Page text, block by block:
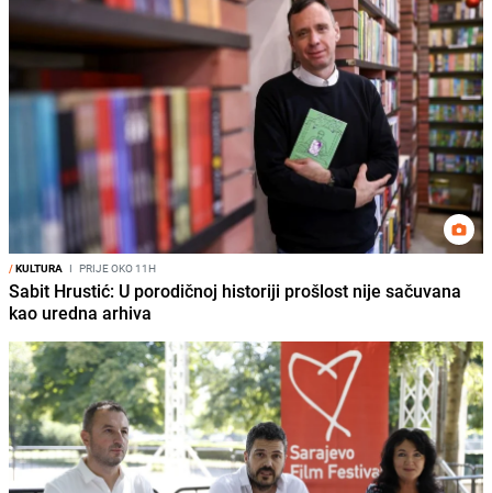
/KULTURA I PRIJE OKO 11H
Sabit Hrustić: U porodičnoj historiji prošlost nije sačuvana
kao uredna arhiva